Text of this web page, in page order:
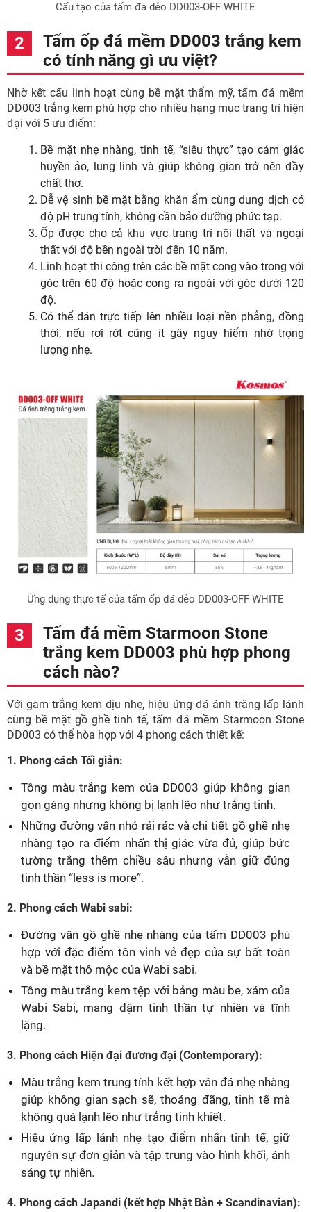
Cấu tạo của tấm đá dẻo DD003-OFF WHITE
Tấm ốp đá mềm DD003 trắng kem
có tính năng gì ưu việt?
Nhờ kết cấu linh hoạt cùng bề mặt thẩm mỹ, tấm đá mềm
DD003 trắng kem phù hợp cho nhiều hạng mục trang trí hiện
đại với 5 ưu điểm:
Bề mặt nhẹ nhàng, tinh tế, “siêu thực” tạo cảm giác
huyền ảo, lung linh và giúp không gian trở nên đầy
chất thơ.
Dễ vệ sinh bề mặt bằng khăn ẩm cùng dung dịch có
độ pH trung tính, không cần bảo dưỡng phức tạp.
Ốp được cho cả khu vực trang trí nội thất và ngoại
thất với độ bền ngoài trời đến 10 năm.
Linh hoạt thi công trên các bề mặt cong vào trong với
góc trên 60 độ hoặc cong ra ngoài với góc dưới 120
độ.
Có thể dán trực tiếp lên nhiều loại nền phẳng, đồng
thời, nếu rơi rớt cũng ít gây nguy hiểm nhờ trọng
lượng nhẹ.
Ứng dụng thực tế của tấm ốp đá dẻo DD003-OFF WHITE
Tấm đá mềm Starmoon Stone
trắng kem DD003 phù hợp phong
cách nào?
Với gam trắng kem dịu nhẹ, hiệu ứng đá ánh trăng lấp lánh
cùng bề mặt gồ ghề tinh tế, tấm đá mềm Starmoon Stone
DD003 có thể hòa hợp với 4 phong cách thiết kế:
1. Phong cách Tối giản:
Tông màu trắng kem của DD003 giúp không gian
gọn gàng nhưng không bị lạnh lẽo như trắng tinh.
Những đường vân nhỏ rải rác và chi tiết gồ ghề nhẹ
nhàng tạo ra điểm nhấn thị giác vừa đủ, giúp bức
tường trắng thêm chiều sâu nhưng vẫn giữ đúng
tinh thần “less is more”.
2. Phong cách Wabi sabi:
Đường vân gồ ghề nhẹ nhàng của tấm DD003 phù
hợp với đặc điểm tôn vinh vẻ đẹp của sự bất toàn
và bề mặt thô mộc của Wabi sabi.
Tông màu trắng kem tệp với bảng màu be, xám của
Wabi Sabi, mang đậm tinh thần tự nhiên và tĩnh
lặng.
3. Phong cách Hiện đại đương đại (Contemporary):
Màu trắng kem trung tính kết hợp vân đá nhẹ nhàng
giúp không gian sạch sẽ, thoáng đãng, tinh tế mà
không quá lạnh lẽo như trắng tinh khiết.
Hiệu ứng lấp lánh nhẹ tạo điểm nhấn tinh tế, giữ
nguyên sự đơn giản và tập trung vào hình khối, ánh
sáng tự nhiên.
4. Phong cách Japandi (kết hợp Nhật Bản + Scandinavian):